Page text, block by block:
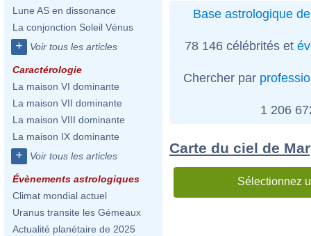
Lune AS en dissonance
La conjonction Soleil Vénus
+ Voir tous les articles
Caractérologie
La maison VI dominante
La maison VII dominante
La maison VIII dominante
La maison IX dominante
+ Voir tous les articles
Évènements astrologiques
Climat mondial actuel
Uranus transite les Gémeaux
Actualité planétaire de 2025
Base astrologique
78 146 célébrités et
Chercher par
1 206
Carte du ciel de
Sélectionnez